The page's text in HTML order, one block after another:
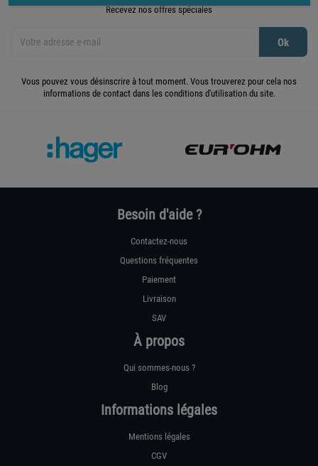
Recevez nos offres spéciales
Vous pouvez vous désinscrire à tout moment. Vous trouverez pour cela nos
informations de contact dans les conditions d'utilisation du site.
Besoin d'aide ?
Contactez-nous
Questions fréquentes
Paiement
Livraison
SAV
À propos
Qui sommes-nous ?
Blog
Informations légales
Mentions légales
CGV